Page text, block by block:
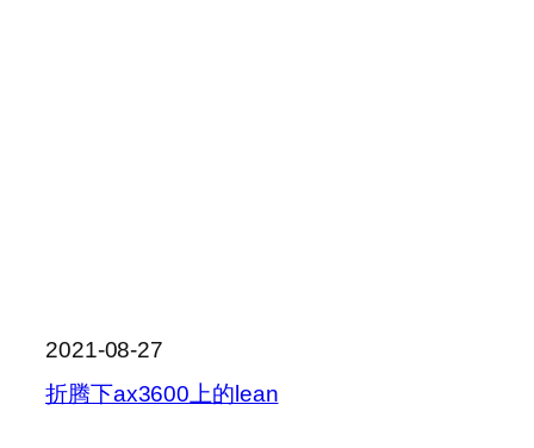
2021-08-27
折腾下ax3600上的lean